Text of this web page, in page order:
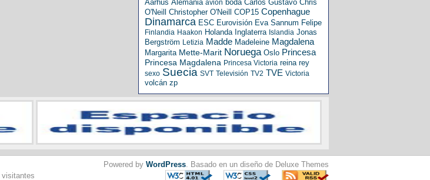
Aarhus Alemania avión boda Carlos Gustavo Chris
O'Neill
Christopher O'Neill COP15 Copenhague
Dinamarca ESC Eurovisión Eva Sannum Felipe
Finlandia Haakon Holanda Inglaterra Islandia Jonas
Bergström Letizia Madde Madeleine Magdalena
Margarita Mette-Marit Noruega Oslo Princesa
Princesa Magdalena Princesa Victoria reina rey
sexo Suecia SVT Televisión TV2 TVE Victoria
volcán zp
visitantes
Powered by WordPress. Basado en un diseño de Deluxe Themes